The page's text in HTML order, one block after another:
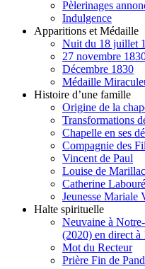
Pèlerinages
Indulgence
Apparitions et Médaille
Nuit du 18 juillet
27 novembre
Décembre 1830
Médaille
Histoire d’une famille
Origine de la
Transformations
Chapelle en ses
Compagnie des
Vincent de Paul
Louise de Marillac
Catherine Labouré
Jeunesse Mariale
Halte spirituelle
Neuvaine à
(2020) en direct à
Mot du Recteur
Prière Fin de